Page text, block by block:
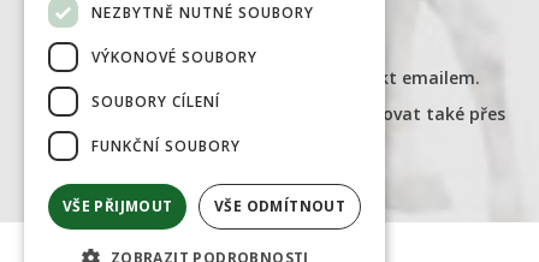
obchod@farmaservis.cz
Doporučujeme upředňostňovat kontakt emailem.
Ohledně objednávek nás můžete kontaktovat také přes
Facebook.
NEZBYTNĚ NUTNÉ SOUBORY
VÝKONOVÉ SOUBORY
SOUBORY CÍLENÍ
FUNKČNÍ SOUBORY
VŠE PŘIJMOUT VŠE ODMÍTNOUT
ZOBRAZIT PODROBNOSTI